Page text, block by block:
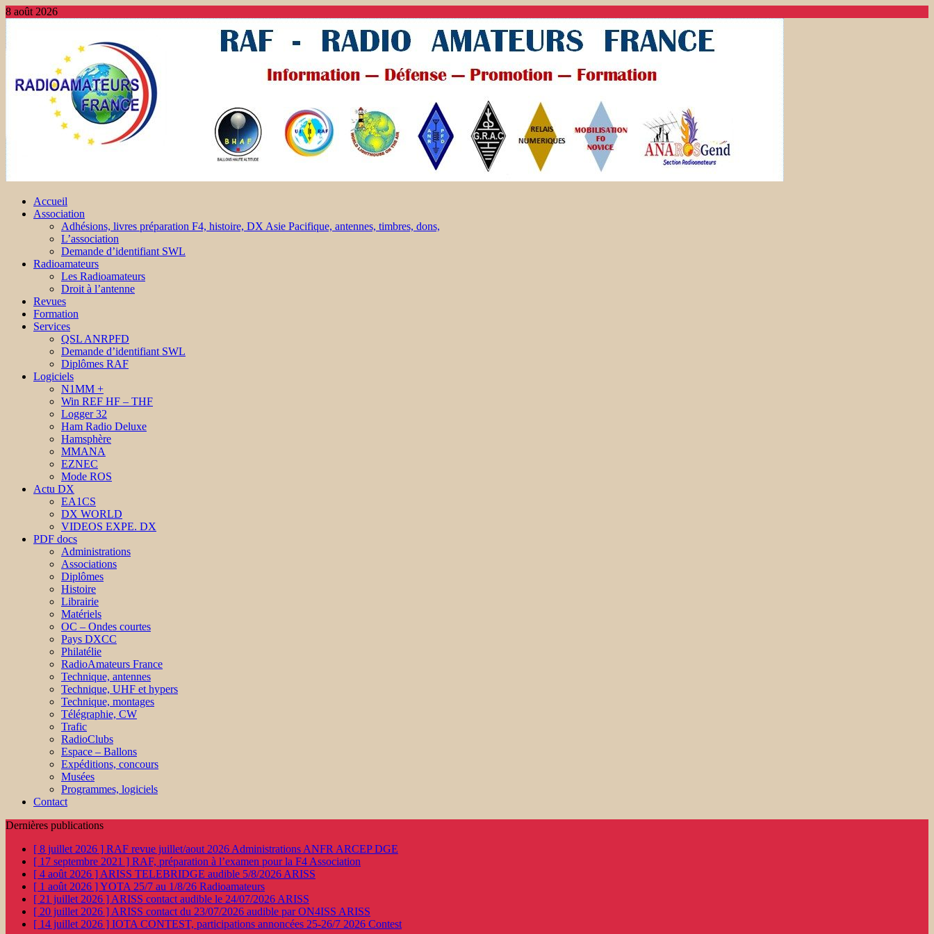
8 août 2026
Accueil
Association
Adhésions, livres préparation F4, histoire, DX Asie Pacifique, antennes, timbres, dons,
L’association
Demande d’identifiant SWL
Radioamateurs
Les Radioamateurs
Droit à l’antenne
Revues
Formation
Services
QSL ANRPFD
Demande d’identifiant SWL
Diplômes RAF
Logiciels
N1MM +
Win REF HF – THF
Logger 32
Ham Radio Deluxe
Hamsphère
MMANA
EZNEC
Mode ROS
Actu DX
EA1CS
DX WORLD
VIDEOS EXPE. DX
PDF docs
Administrations
Associations
Diplômes
Histoire
Librairie
Matériels
OC – Ondes courtes
Pays DXCC
Philatélie
RadioAmateurs France
Technique, antennes
Technique, UHF et hypers
Technique, montages
Télégraphie, CW
Trafic
RadioClubs
Espace – Ballons
Expéditions, concours
Musées
Programmes, logiciels
Contact
Dernières publications
[ 8 juillet 2026 ] RAF revue juillet/aout 2026 Administrations ANFR ARCEP DGE
[ 17 septembre 2021 ] RAF, préparation à l’examen pour la F4 Association
[ 4 août 2026 ] ARISS TELEBRIDGE audible 5/8/2026 ARISS
[ 1 août 2026 ]YOTA 25/7 au 1/8/26 Radioamateurs
[ 21 juillet 2026 ] ARISS contact audible le 24/07/2026 ARISS
[ 20 juillet 2026 ] ARISS contact du 23/07/2026 audible par ON4ISS ARISS
[ 14 juillet 2026 ] IOTA CONTEST, participations annoncées 25-26/7 2026 Contest